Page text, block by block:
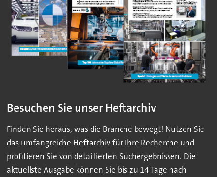
Besuchen Sie unser Heftarchiv
Finden Sie heraus, was die Branche bewegt! Nutzen Sie
das umfangreiche Heftarchiv für Ihre Recherche und
profitieren Sie von detaillierten Suchergebnissen. Die
aktuellste Ausgabe können Sie bis zu 14 Tage nach